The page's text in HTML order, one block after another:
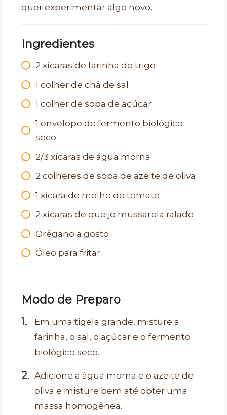
quer experimentar algo novo.
Ingredientes
2 xícaras de farinha de trigo
1 colher de chá de sal
1 colher de sopa de açúcar
1 envelope de fermento biológico
seco
2/3 xícaras de água morna
2 colheres de sopa de azeite de oliva
1 xícara de molho de tomate
2 xícaras de queijo mussarela ralado
Orégano a gosto
Óleo para fritar
Modo de Preparo
Em uma tigela grande, misture a
farinha, o sal, o açúcar e o fermento
biológico seco.
Adicione a água morna e o azeite de
oliva e misture bem até obter uma
massa homogênea.